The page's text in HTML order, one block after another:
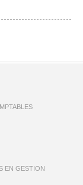
EN GESTION